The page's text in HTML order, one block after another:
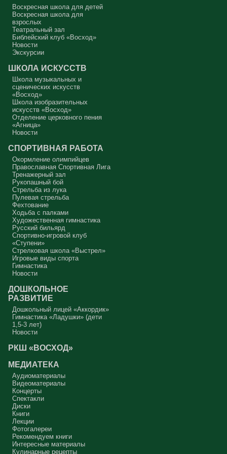
другого, но не себя.
Вот с этим предлагается войти в сплошную неделю. Ещё раз:
сплошная неделя прошла, потом две мясопустные, третья –
Масленица, прощённое воскресенье. С чем я приду?
В нас должно быть внимание к тому, что время воздержания – это
дни для приготовления не только к Пасхе, а к Небесному Царству!
Это цель жизни. Я об этом забыл, я туда хочу, но я забыл. И я
сначала увидеть в себе этого урода, а потом начать с ним борьбу.
Аминь.
Протоиерей Андрей Алексеев
Воскресная школа для детей
Воскресная школа для
взрослых
Театральный зал
Библейский клуб «Восход»
Новости
Экскурсии
ШКОЛА ИСКУССТВ
Школа музыкальных и
сценических искусств
«Восход»
Школа изобразительных
искусств «Восход»
Отделение церковного пения
«Агница»
Новости
СПОРТИВНАЯ РАБОТА
Окормление олимпийцев
Православная Спортивная Лига
Тренажерный зал
Рукопашный бой
Стрельба из лука
Пулевая стрельба
Фехтование
Ходьба с палками
Художественная гимнастика
Русский бильярд
Спортивно-игровой клуб
«Ступени»
Стрелковая школа «Выстрел»
Игровые виды спорта
Гимнастика
Новости
ДОШКОЛЬНОЕ
РАЗВИТИЕ
Дошкольный лицей «Аккордик»
Гимнастика «Ладушки» (дети
1,5-3 лет)
Новости
РКШ «ВОСХОД»
МЕДИАТЕКА
Аудиоматериалы
Видеоматериалы
Концерты
Спектакли
Диски
Книги
Лекции
Фотогалереи
Рекомендуем книги
Интересные материалы
Кулинарные рецепты